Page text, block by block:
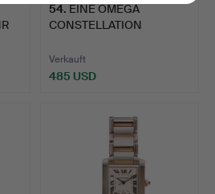
54.EINE OMEGA
CONSTELLATION
Verkauft
485 USD